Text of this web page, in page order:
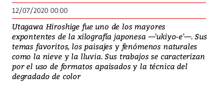
12/07/2020 00:00
Utagawa Hiroshige fue uno de los mayores
expontentes de la xilografía japonesa —'ukiyo-e'—. Sus
temas favoritos, los paisajes y fenómenos naturales
como la nieve y la lluvia. Sus trabajos se caracterizan
por el uso de formatos apaisados y la técnica del
degradado de color